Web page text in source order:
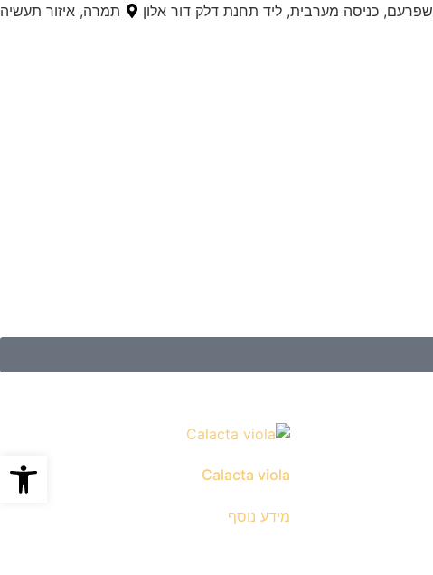
שפרעם, כניסה מערבית, ליד תחנת דלק דור אלון תמרה, איזור תעשיה
Calacta viola
מידע נוסף
פתח